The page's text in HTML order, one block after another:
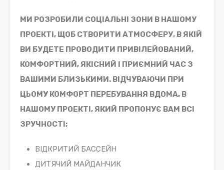
МИ РОЗРОБИЛИ СОЦІАЛЬНІ ЗОНИ В НАШОМУ
ПРОЕКТІ, ЩОБ СТВОРИТИ АТМОСФЕРУ, В ЯКІЙ
ВИ БУДЕТЕ ПРОВОДИТИ ПРИВІЛЕЙОВАНИЙ,
КОМФОРТНИЙ, ЯКІСНИЙ І ПРИЄМНИЙ ЧАС З
ВАШИМИ БЛИЗЬКИМИ. ВІДЧУВАЮЧИ ПРИ
ЦЬОМУ КОМФОРТ ПЕРЕБУВАННЯ ВДОМА, В
НАШОМУ ПРОЕКТІ, ЯКИЙ ПРОПОНУЄ ВАМ ВСІ
ЗРУЧНОСТІ;
ВІДКРИТИЙ БАССЕЙН
ДИТЯЧИЙ МАЙДАНЧИК